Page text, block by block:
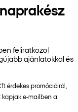
feliratkozol
ajánlatokkal és
érdekes promócióiról,
kapjak e-mailben a